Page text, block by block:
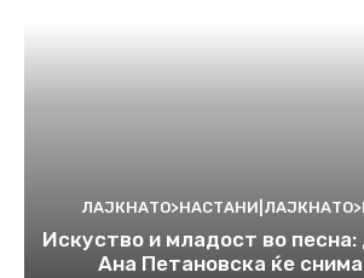
Искуство и младост во
Ана Петановска ќе